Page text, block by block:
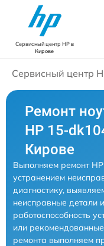
Сервисный центр HPв
Кирове
Сервисный центр
Ремонт
HP 15-
Кирове
Выполняем ремонт
устранением
диагностику,
неисправные детали
работоспособность
или
ремонта выполняем